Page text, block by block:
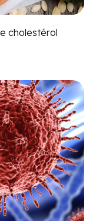
cholestérol